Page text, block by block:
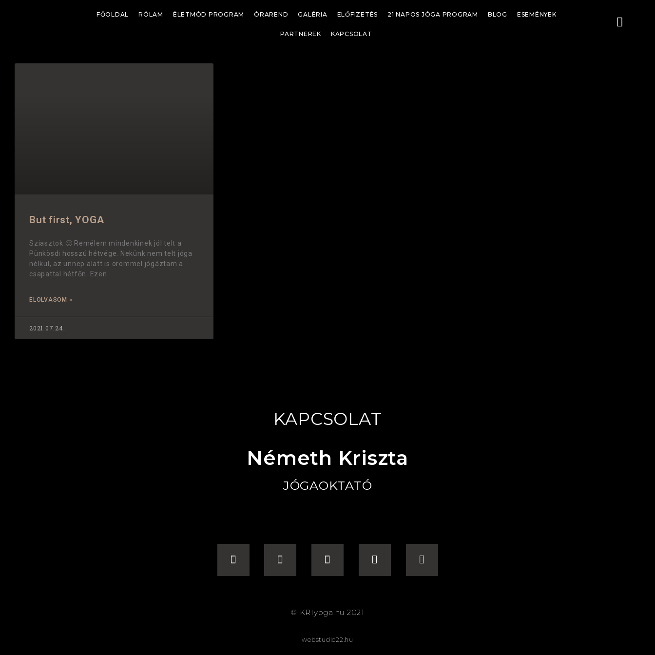
FŐOLDAL RÓLAM ÉLETMÓD PROGRAM ÓRAREND GALÉRIA ELŐFIZETÉS 21 NAPOS JÓGA PROGRAM BLOG ESEMÉNYEK
PARTNEREK KAPCSOLAT
But first, YOGA
Sziasztok 🙂 Remélem mindenkinek jól telt a
Pünkösdi hosszú hétvége. Nekünk nem telt jóga
nélkül, az ünnep alatt is örömmel jógáztam a
csapattal hétfőn. Ezen
ELOLVASOM »
2021.07.24.
KAPCSOLAT
Németh Kriszta
JÓGAOKTATÓ
© KRIyoga.hu 2021
webstudio22.hu